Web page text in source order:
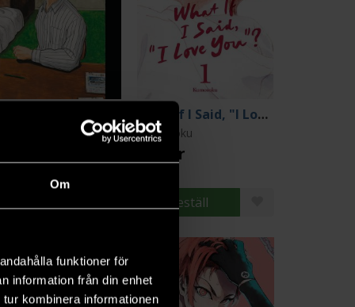
Om
funktioner för
information från din enhet
kombinera informationen
What If I Said, "I Love You"? 1
Kumosoku
179 kr
Beställ